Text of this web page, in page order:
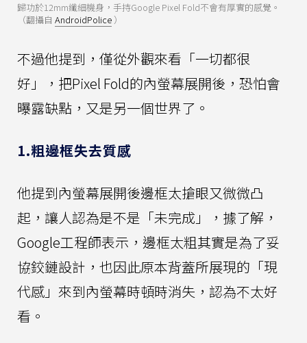
歸功於12mm纖細機身，手持Google Pixel Fold不會有厚實的感覺。
（翻攝自 AndroidPolice ）
不過他提到，僅從外觀來看「一切都很
好」，把Pixel Fold的內螢幕展開後，恐怕會
曝露缺點，又是另一個世界了。
1.粗邊框失去質感
他提到內螢幕展開後邊框太搶眼又微微凸
起，讓人認為是不是「未完成」，據了解，
Google工程師表示，邊框太粗其實是為了妥
協鉸鏈設計，也因此原本背蓋所展現的「現
代感」來到內螢幕時頓時消失，認為不太好
看。